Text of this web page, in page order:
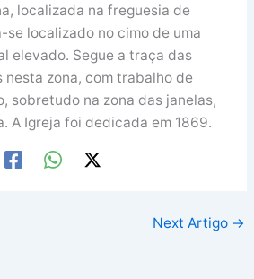
localizada na freguesia de
se localizado no cimo de uma
elevado. Segue a traça das
nesta zona, com trabalho de
sobretudo na zona das janelas,
A Igreja foi dedicada em 1869.
Next Artigo →